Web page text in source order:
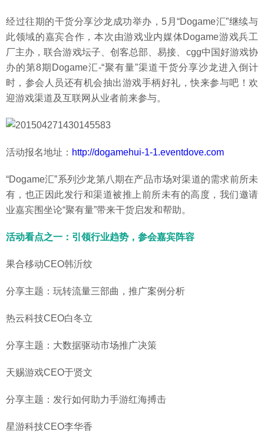
经过往期的干货分享沙龙成功举办，5月“Dogame汇”继续与
此领域的嘉宾合作，本次由游戏业内媒体Dogame游戏兵工
厂主办，联合游戏坛子、创客总部、易接、cgg中国好游戏协
办的第8期Dogame汇-“聚有量”渠道干货分享沙龙进入倒计
时，参会人员还有机会抽出游戏手柄好礼，快来参与吧！欢
迎游戏渠道及互联网从业者前来参与。
活动报名地址： http://dogamehui-1-1.eventdove.com
“Dogame汇”系列沙龙第八期在产品市场对渠道的需求前所未
有，也正因此发行和渠道被推上前所未有的高度，我们邀请
业嘉宾围坐论“聚有量”带来干货启发和帮助。
活动看点之一：引领行业趋势，参会嘉宾阵容
果合移动CEO韩沂纹
分享主题：玩转流量三部曲，推广案例分析
热云科技CEO白冬立
分享主题：大数据驱动市场推广决策
天赐游戏CEO于贤文
分享主题：发行如何助力手游红海搏击
星游科技CEO李华香